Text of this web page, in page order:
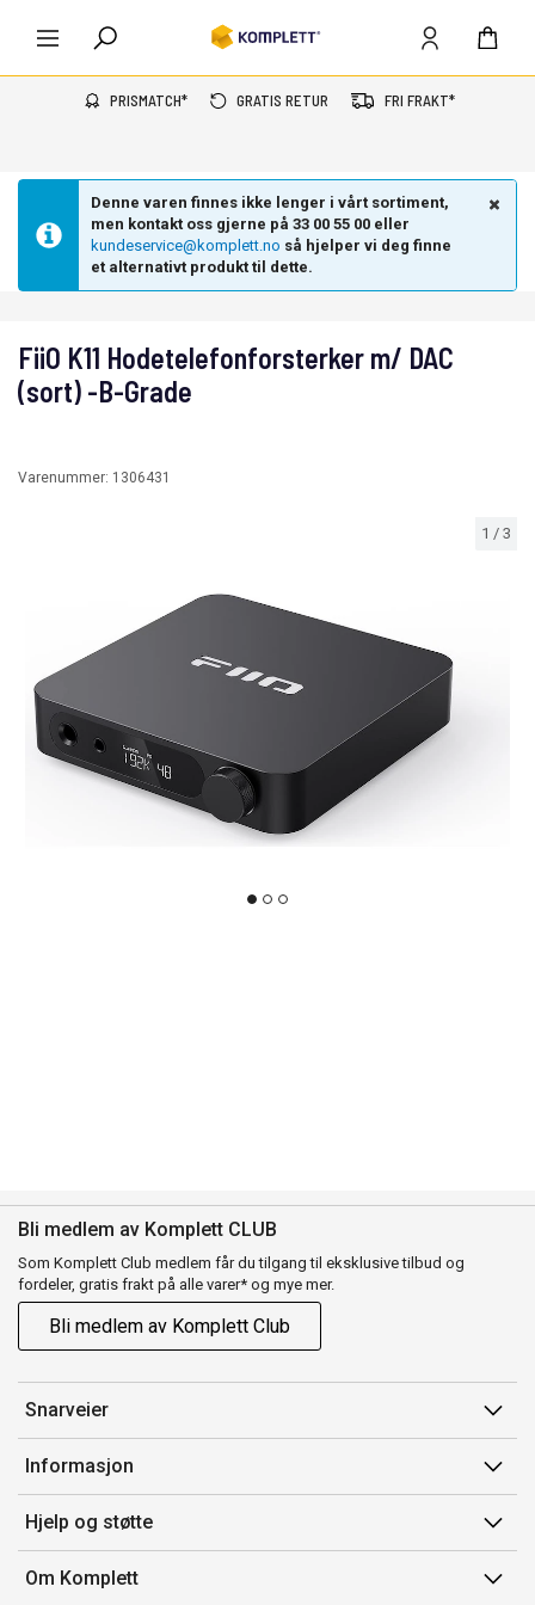
PRISMATCH* GRATIS RETUR FRI FRAKT*
Denne varen finnes ikke lenger i vårt sortiment,
men kontakt oss gjerne på 33 00 55 00 eller
kundeservice@komplett.no så hjelper vi deg finne
et alternativt produkt til dette.
1 / 3
FiiO K11 Hodetelefonforsterker m/ DAC
(sort) -B-Grade
Varenummer: 1306431
Bli medlem av Komplett CLUB
Som Komplett Club medlem får du tilgang til eksklusive tilbud og
fordeler, gratis frakt på alle varer* og mye mer.
Bli medlem av Komplett Club
Snarveier
Min side
Ordreoversikt
Flex
Komplett Club
Informasjon
Salgsbetingelser
Medlemsvilkår for Komplett Club
Merker/produsent
Hjelp og støtte
Kontakt oss
Om Komplett